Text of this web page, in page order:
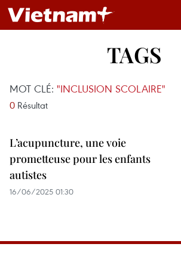
TAGS
MOT CLÉ: "INCLUSION SCOLAIRE"
0 Résultat
L’acupuncture, une voie
prometteuse pour les enfants
autistes
16/06/2025 01:30